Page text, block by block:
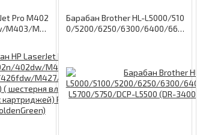
Pro M402
MFP
CF228)
для совмес
ProfiLine
Барабан Brother HL-L5000/510
0/5200/6250/6300/6400/660